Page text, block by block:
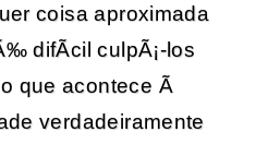
coisa aproximada
difÃ­cil culpÃ¡-los
que acontece Ã
verdadeiramente